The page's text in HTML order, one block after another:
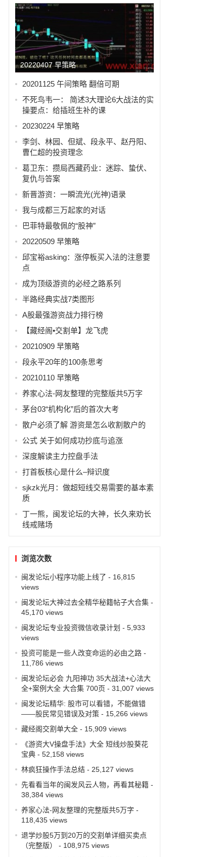
20220407 早策略
20201125 午间策略 翻倍可期
不死鸟韦一： 简述3大理论6大战法的实
操要点：给插班生补的课
20230224 早策略
李剑、林园、但斌、段永平、赵丹阳、
曹仁超的投资理念
葛卫东：攒局西藏药业：迷踪、蛰伏、
复仇与答案
新晋游资：一瞬流光(光神)语录
我与成都三万起家的对话
巴菲特最敬佩的“股神”
20220509 早策略
邱宝裕asking：涨停板买入法的注意要
点
成为顶级游资的必经之路系列
半路经典实战7类图形
A股最强游资战力排行榜
【藏经阁•交割单】龙飞虎
20210909 早策略
段永平20年的100条思考
20210110 早策略
养家心法-网友整理的完整版共5万字
茅台03“机构化”后的首次大考
散户必须了解 游资是怎么收割散户的
公式 关于如何成功抄底与追涨
深度解读主力控盘手法
打首板核心是什么–辩识度
sjkzk光月：做超短线交易需要的基本素
质
丁一熊，闽发论坛的大神，长久来劝长
线戒赌场
浏览次数
闽发论坛小程序功能上线了 - 16,815
views
闽发论坛大神过去全精华秘籍帖子大合集-
45,170 views
闽发论坛专业投资微信收录计划 - 5,933
views
投资可能是一些人改变命运的必由之路-
11,786 views
闽发论坛必会 九阳神功 35大战法+心法大
全+案例大全 大合集 700页 - 31,007 views
闽发论坛精华: 股市可以看错，不能做错
——股民常见错误及对策- 15,266 views
藏经阁交割单大全- 15,909 views
《游资大V操盘手法》大全 短线炒股葵花
宝典- 52,158 views
林疯狂操作手法总结- 25,127 views
先看看当年的闽发风云人物，再看其秘籍-
38,384 views
养家心法-网友整理的完整版共5万字 -
118,435 views
退学炒股5万到20万的交割单详细买卖点
（完整版）
- 108,975 views